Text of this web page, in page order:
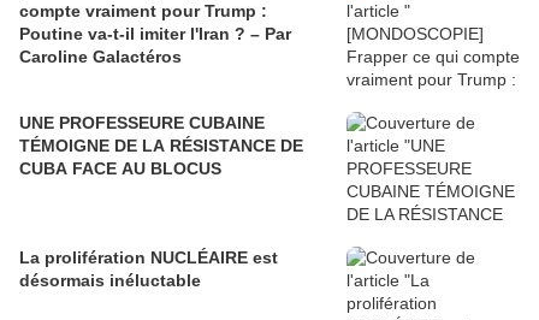
compte vraiment pour Trump :
Poutine va-t-il imiter l'Iran ? – Par
Caroline Galactéros
UNE PROFESSEURE CUBAINE
TÉMOIGNE DE LA RÉSISTANCE DE
CUBA FACE AU BLOCUS
La prolifération NUCLÉAIRE est
désormais inéluctable